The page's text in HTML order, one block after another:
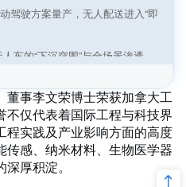
驾驶方案量产，无人配送进入“即
车的“下沉突围”与全场景渗透
流车从初创主导迈向“整车+智
场景，零卡顿
进深蓝，全球运力重构战打响
天，还是战略必然？
董事李文荣博士荣获加拿大工
不仅代表着国际工程与科技界
程实践及产业影响方面的高度
传感、纳米材料、生物医学器
厚积淀。